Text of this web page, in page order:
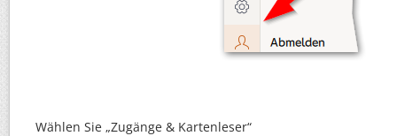
Wählen Sie „Zugänge & Kartenleser“